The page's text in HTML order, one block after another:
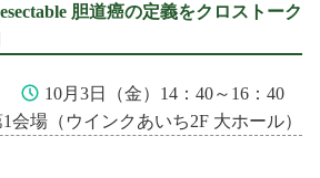
胆道癌の定義をクロストーク
10月3日（金）14：40～16：40
会場（ウインクあいち2F 大ホール）